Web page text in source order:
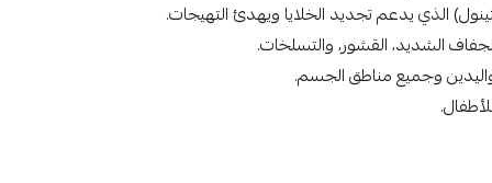
الشديد، القشور، والتسلخات.
وجميع مناطق الجسم.